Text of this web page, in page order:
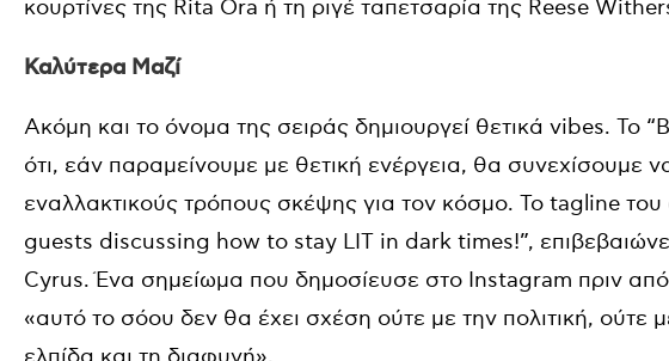
κουρτίνες της Rita Ora ή τη ριγέ ταπετσαρία της Reese
Καλύτερα Μαζί
Ακόμη και το όνομα της σειράς δημιουργεί θετικά vibes. To
ότι, εάν παραμείνουμε με θετική ενέργεια, θα συνεχίσουμε
εναλλακτικούς τρόπους σκέψης για τον κόσμο. To tagline
guests discussing how to stay LIT in dark times!”,
Cyrus. Ένα σημείωμα που δημοσίευσε στο Instagram πριν
«αυτό το σόου δεν θα έχει σχέση ούτε με την πολιτική, ούτε